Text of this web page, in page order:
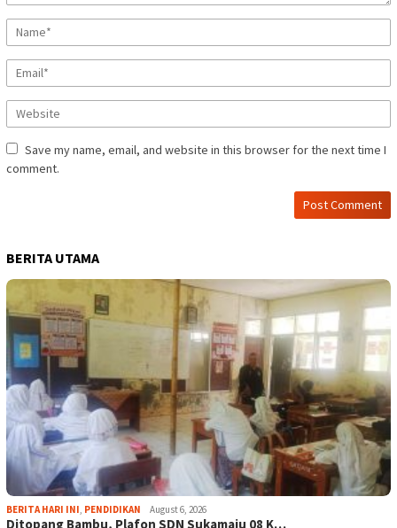
Save my name, email, and website in this browser for the next time I
comment.
BERITA UTAMA
BERITA HARI INI, PENDIDIKAN August 6, 2026
Ditopang Bambu, Plafon SDN Sukamaju 08 K…